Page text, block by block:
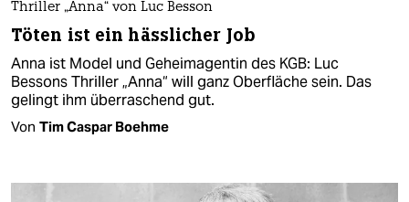
Thriller „Anna“ von Luc Besson
Töten ist ein hässlicher Job
Anna ist Model und Geheimagentin des KGB: Luc
Bessons Thriller „Anna“ will ganz Oberfläche sein. Das
gelingt ihm überraschend gut.
Von Tim Caspar Boehme